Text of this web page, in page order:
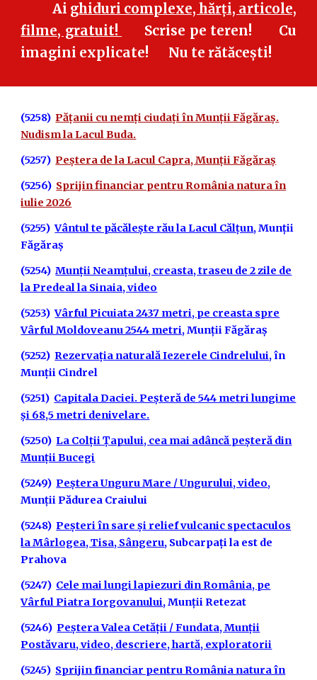
Ai ghiduri complexe, hărți, articole,
filme, gratuit!
Scrise pe teren! Cu
imagini explicate! Nu te rătăcești!
(5258)Pățanii cu nemți ciudați în Munții Făgăraș.
Nudism la Lacul Buda.
(5257)Peștera de la Lacul Capra, Munții Făgăraș
(5256) Sprijin financiar pentru România natura în
iulie 2026
(5255)Vântul te păcălește rău la Lacul Călțun, Munții
Făgăraș
(5254)Munții Neamțului, creasta, traseu de 2 zile de
la Predeal la Sinaia, video
(5253)Vârful Picuiata 2437 metri, pe creasta spre
Vârful Moldoveanu 2544 metri, Munții Făgăraș
(5252) Rezervația naturală Iezerele Cindrelului, în
Munții Cindrel
(5251) Capitala Daciei. Peșteră de 544 metri lungime
și 68,5 metri denivelare.
(5250)La Colții Țapului, cea mai adâncă peșteră din
Munții Bucegi
(5249)Peștera Unguru Mare / Ungurului, video,
Munții Pădurea Craiului
(5248)Peșteri în sare și relief vulcanic spectaculos
la Mârlogea, Tisa, Sângeru, Subcarpați la est de
Prahova
(5247) Cele mai lungi lapiezuri din România, pe
Vârful Piatra Iorgovanului, Munții Retezat
(5246)Peștera Valea Cetății / Fundata, Munții
Postăvaru, video, descriere, hartă, exploratorii
(5245) Sprijin financiar pentru România natura în